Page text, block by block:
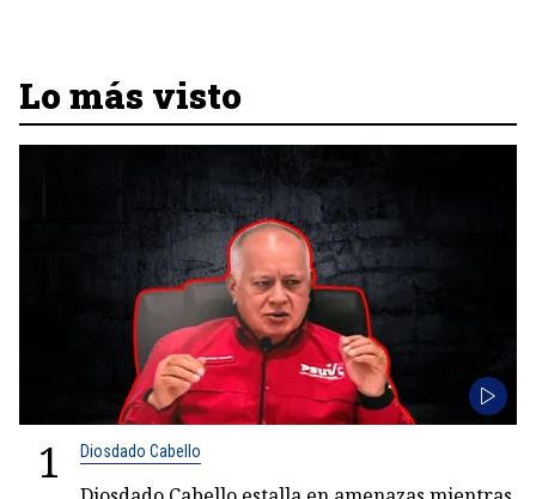
Lo más visto
1 Diosdado Cabello